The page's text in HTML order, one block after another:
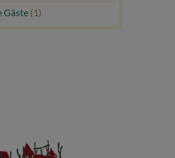
Gäste (1)